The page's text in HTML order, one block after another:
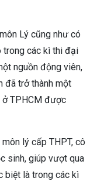
Lý cũng như có
trong các kì thi đại
nguồn động viên,
đã trở thành một
ở TPHCM được
lý cấp THPT, cô
sinh, giúp vượt qua
biệt là trong các kì